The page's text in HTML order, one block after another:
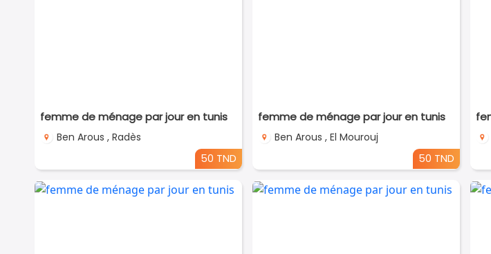
femme de ménage par jour en tunis
Ben Arous , Radès
50 TND
femme de ménage par jour en tunis
Ben Arous , El Mourouj
50 TND